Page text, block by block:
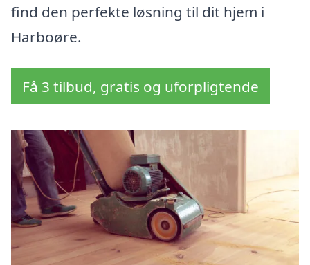
find den perfekte løsning til dit hjem i
Harboøre.
Få 3 tilbud, gratis og uforpligtende